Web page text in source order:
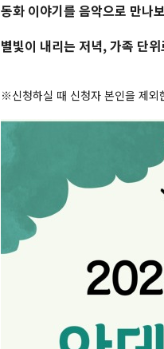
동화 이야기를 음악으로 만나
별빛이 내리는 저녁, 가족 단
※신청하실 때 신청자 본인을 제외